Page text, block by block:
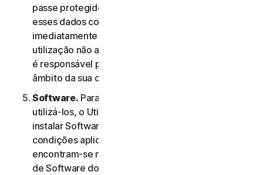
passe protegidos. O Utilizador não deve partilhar
esses dados com outras pessoas e deve notificar
imediatamente a NortonLifeLock em caso de
utilização não autorizada dos mesmos. O Utilizador
é responsável por todas as atividades efetuadas no
âmbito da sua conta.
Software. Para aceder a determinados Serviços e
utilizá-los, o Utilizador poderá ter de transferir e
instalar Software num Dispositivo. Os termos e
condições aplicáveis à utilização desse Software
encontram-se na Cláusula 3.ª – Termos de Licença
de Software do presente Contrato de Licença e